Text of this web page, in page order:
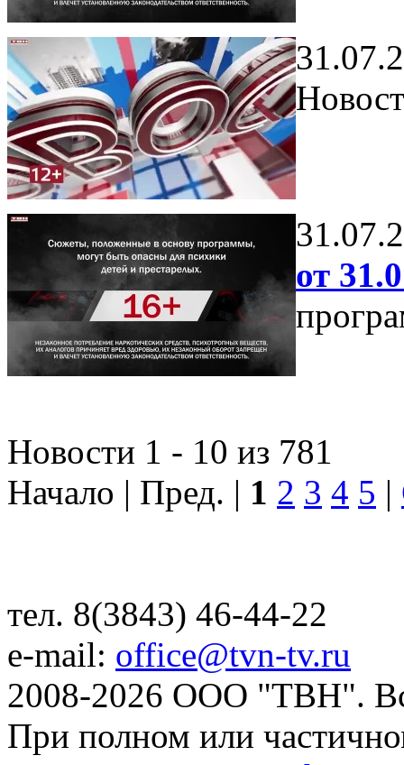
от
Новости 1 - 10 из 781
Начало | Пред. | 1 2 3 4 5 |
тел. 8(3843) 46-44-22
e-mail: office@tvn-tv.ru
2008-2026 ООО "ТВН".
При полном или